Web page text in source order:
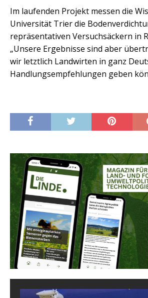
Im laufenden Projekt messen die
Universität Trier die
repräsentativen Versuchsäckern in
„Unsere Ergebnisse sind aber
wir letztlich Landwirten in ganz
Handlungsempfehlungen geben